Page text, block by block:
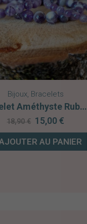
Bijoux, Bracelets
Bracelet Améthyste Rubanée A
18,90€ Le
initial
était :
15,00 €Le
actuel
est :
AU PANIER